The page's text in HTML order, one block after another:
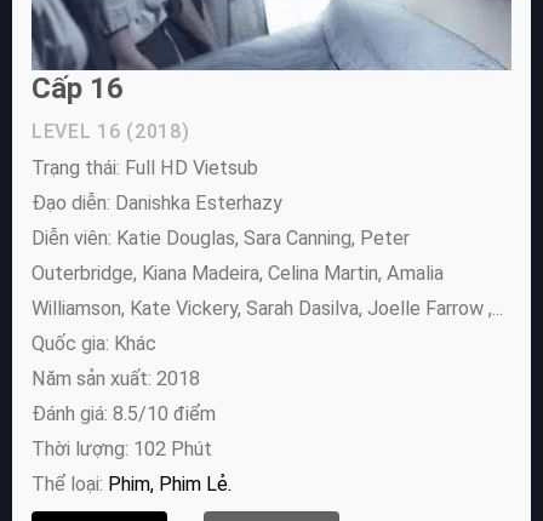
Cấp 16
LEVEL 16 (2018)
Trạng thái: Full HD Vietsub
Đạo diễn: Danishka Esterhazy
Diễn viên: Katie Douglas, Sara Canning, Peter
Outerbridge, Kiana Madeira, Celina Martin, Amalia
Williamson, Kate Vickery, Sarah Dasilva, Joelle Farrow ,...
Quốc gia: Khác
Năm sản xuất: 2018
Đánh giá: 8.5/10 điểm
Thời lượng: 102 Phút
Thể loại: Phim Phim Lẻ